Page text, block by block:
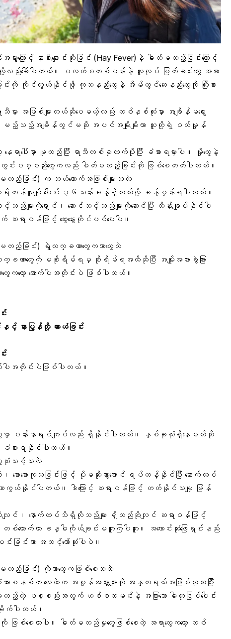
ြောင့် နှာစီးချောင်းဆိုးခြင်း (Hay Fever)နဲ့ ဓါတ်မတည့်ခြင်းကြောင့်
လို့လည်းခေါ်ပါတယ်။ ပလတ်စတစ်ပန်းနဲ့ လူလုပ် မြက်ခင်းတွေ အစား
င်းကို ကိုင်တွယ်နိုင်ဖို့ ကုသနည်းတွေနဲ့ အိမ်တွင်ဆေးနည်းတွေကို ကြိုးစား
ရာသီမှာ အဖြစ်များတယ်ဆိုပေမယ့်လည်း တစ်နှစ်လုံးမှာ အချိန်မရွေး
သည့်အချိန်တွင်မဆို အပင်အမျိုးမျိးဟာ သူတို့ရဲ့ ဝတ်မှုန်
ရာပေါ်မှာ မူတည်ပြီး ရာသီတစ်ခုထက်ပိုပြီး ခံစားရမှာပါ။ မှိုတွေနဲ့
တွင်းပစ္စည်းတွေကလည်း ဓါတ်မတည့်ခြင်းကို ဖြစ်စေတတ်ပါတယ်။
တ်မတည့်ခြင်း) က ဘယ်လောက်အဖြစ်များသလဲ
ေရိကန်လူမျိုး ပေါင်း ၃၆သန်းခန့်ရှိတယ်လို့ ခန့်မှန်းရပါတယ်။
သည်များကိုရှောင်၊ ဆောင်သင့်သည်များကိုဆောင်ပြီး ထိန်းချုပ်နိုင်ပါ
ာဝန်ဖြင့် ဆွေးနွေးတိုင်ပင်ပေးပါ။
တ်မတည့်ခြင်း) ရဲ့လက္ခဏာတွေကဘာတွေလဲ
လက္ခဏာတွေကို မစိုးရိမ်ရမှ စိုးရိမ်ရအထိဆိုပြီး အမျိုးအစားခွဲခြား
ကတော့ အောက်ပါအတိုင်းပဲ ဖြစ်ပါတယ်။
း
းနှင့် နားပြွန်တို့ ယားယံခြင်း
း
က်ပါအတိုင်းပဲဖြစ်ပါတယ်။
တွေမှာ ပန်းနာရင်ကျပ်လည်း ရှိနိုင်ပါတယ်။ နှစ်ခုလုံးရှိနေမယ်ဆို
ခံစားရနိုင်ပါတယ်။
တွေ့ဆုံသင့်သလဲ
၊ စောစောကုသခြင်းဖြင့် ပိုမဆိုးသွားအောင် ရပ်တန့်နိုင်ပြီး နောက်ထပ်
ာင် ကာကွယ်နိုင်ပါတယ်။ ဒါကြောင့် ဆရာဝန်ဖြင့် တတ်နိုင်သမျှ မြန်
လျင်၊ နောက်ထပ်သိရှိလိုသည်များ ရှိသည်ဆိုလျင် ဆရာဝန်ဖြင့်
စ်ယောက်ဟာ ခန္ဓါကိုယ်ချင်းမတူကြပါဘူး။ အကောင်းဆုံးဖြေရှင်းနည်း
းခြင်းဟာ အသင့်တော်ဆုံးပါပဲ။
တ်မတည့်ခြင်း) ကိုဘာတွေကဖြစ်စေသလဲ
အားစနစ်က လေထဲက အမှုန်အမွှားများကို အန္တရယ်အဖြစ်ယူဆပြီး
ည့်တဲ့ ပစ္စည်းအတွက် ဟစ်စတမင်းနဲ့ အခြားသော ဓါတုဒြပ်ပေါင်း
ခိုက်ပါတယ်။
ဖြစ်စေတာပါ။ ဓါတ်မတည်မှုတွေဖြစ်စေတဲ့ အရာတွေကတော့ တစ်